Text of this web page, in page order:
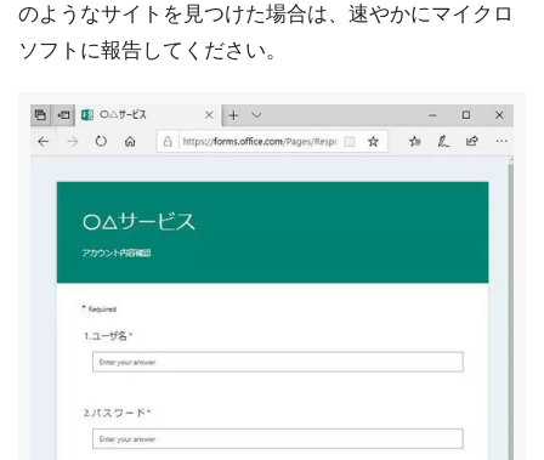
のようなサイトを見つけた場合は、速やかにマイクロ
ソフトに報告してください。